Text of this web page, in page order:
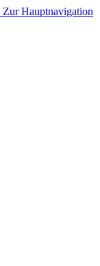
Zur Hauptnavigation